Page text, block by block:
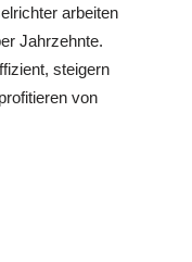
arbeiten
Jahrzehnte.
steigern
von